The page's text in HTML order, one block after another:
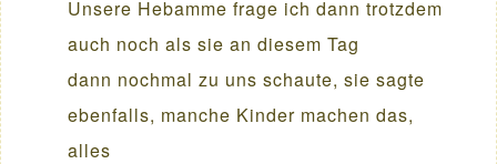
Unsere Hebamme frage ich dann trotzdem
auch noch als sie an diesem Tag
dann nochmal zu uns schaute, sie sagte
ebenfalls, manche Kinder machen das,
alles